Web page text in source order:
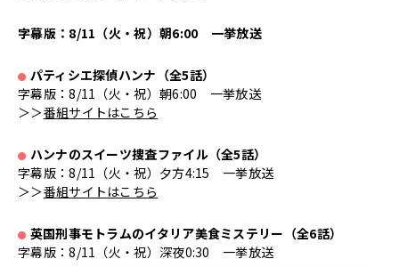
字幕版：8/11（火・祝）朝6:00 一挙放送
● パティシエ探偵ハンナ（全5話）
字幕版：8/11（火・祝）朝6:00 一挙放送
＞＞番組サイトはこちら
● ハンナのスイーツ捜査ファイル（全5話）
字幕版：8/11（火・祝）夕方4:15 一挙放送
＞＞番組サイトはこちら
● 英国刑事モトラムのイタリア美食ミステリー（全6話）
字幕版：8/11（火・祝）深夜0:30 一挙放送